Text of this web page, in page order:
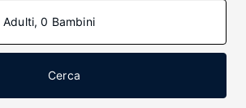
Adulti, 0 Bambini
Cerca